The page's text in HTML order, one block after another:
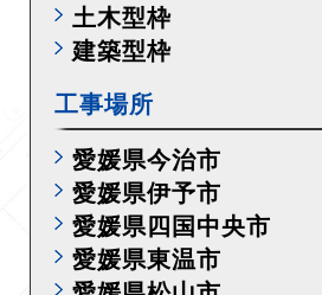
土木型枠
建築型枠
工事場所
愛媛県今治市
愛媛県伊予市
愛媛県四国中央市
愛媛県東温市